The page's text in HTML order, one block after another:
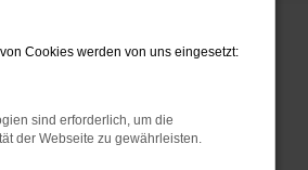
Error
ein Fehler aufgetreten.
Cookies werden von uns eingesetzt:
sind erforderlich, um die
der Webseite zu gewährleisten.